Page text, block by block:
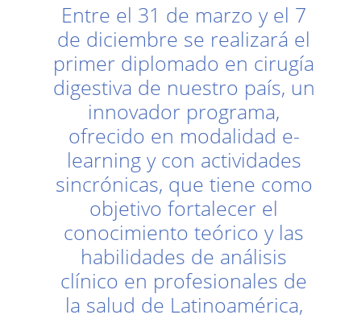
Entre el 31 de marzo y el 7
de diciembre se realizará el
primer diplomado en cirugía
digestiva de nuestro país, un
innovador programa,
ofrecido en modalidad e-
learning y con actividades
sincrónicas, que tiene como
objetivo fortalecer el
conocimiento teórico y las
habilidades de análisis
clínico en profesionales de
la salud de Latinoamérica,